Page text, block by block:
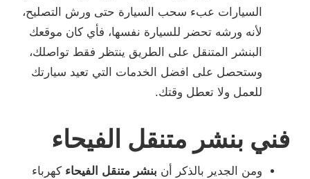
السيارات عبء سحب السيارة حتى ورش التصليح،
لأنه ورشه تحضر للسيارة نفسها، فأي كان موقعك
البنشر المتنقل على الطريق ينتظر فقط تواصلك،
وستحصل على افضل الخدمات التي تعيد سيارتك
للعمل ولا تعطل وقتك.
فني بنشر متنقل الفيحاء
ومن الجدير بالذكر أن بنشر متنقل الفيحاء كهرباء